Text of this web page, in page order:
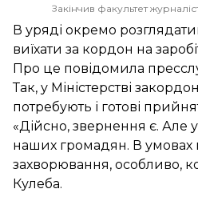
Закінчив факультет
В уряді окремо
виїхати за кордон на
Про це повідомила
Так, у Міністерстві
потребують і готові
«Дійсно, звернення є. Але
наших громадян. В умовах
захворювання, особливо,
Кулеба.